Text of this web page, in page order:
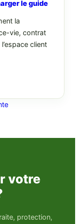
le guide
la
vie, contrat
client
votre
protection,